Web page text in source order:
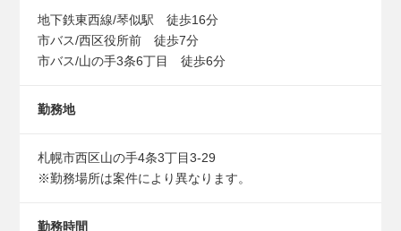
地下鉄東西線/琴似駅 徒歩16分
市バス/西区役所前 徒歩7分
市バス/山の手3条6丁目 徒歩6分
勤務地
札幌市西区山の手4条3丁目3-29
※勤務場所は案件により異なります。
勤務時間